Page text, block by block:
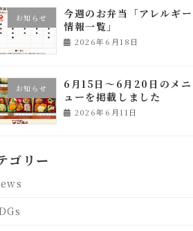
お知らせ
今週のお弁当「アレルギー
情報一覧」
2026年6月18日
お知らせ
6月15日～6月20日のメニ
ューを掲載しました
2026年6月11日
ゴリー